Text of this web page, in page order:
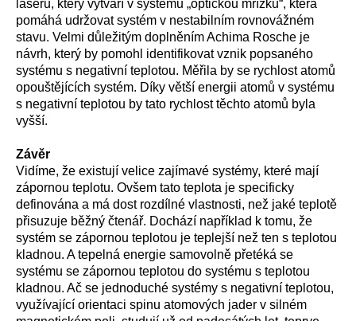
laserů, který vytváří v systému „optickou mřížku“, která
pomáhá udržovat systém v nestabilním rovnovážném
stavu. Velmi důležitým doplněním Achima Rosche je
návrh, který by pomohl identifikovat vznik popsaného
systému s negativní teplotou. Měřila by se rychlost atomů
opouštějících systém. Díky větší energii atomů v systému
s negativní teplotou by tato rychlost těchto atomů byla
vyšší.
Závěr
Vidíme, že existují velice zajímavé systémy, které mají
zápornou teplotu. Ovšem tato teplota je specificky
definována a má dost rozdílné vlastnosti, než jaké teplotě
přisuzuje běžný čtenář. Dochází například k tomu, že
systém se zápornou teplotou je teplejší než ten s teplotou
kladnou. A tepelná energie samovolně přetéká se
systému se zápornou teplotou do systému s teplotou
kladnou. Ač se jednoduché systémy s negativní teplotou,
využívající orientaci spinu atomových jader v silném